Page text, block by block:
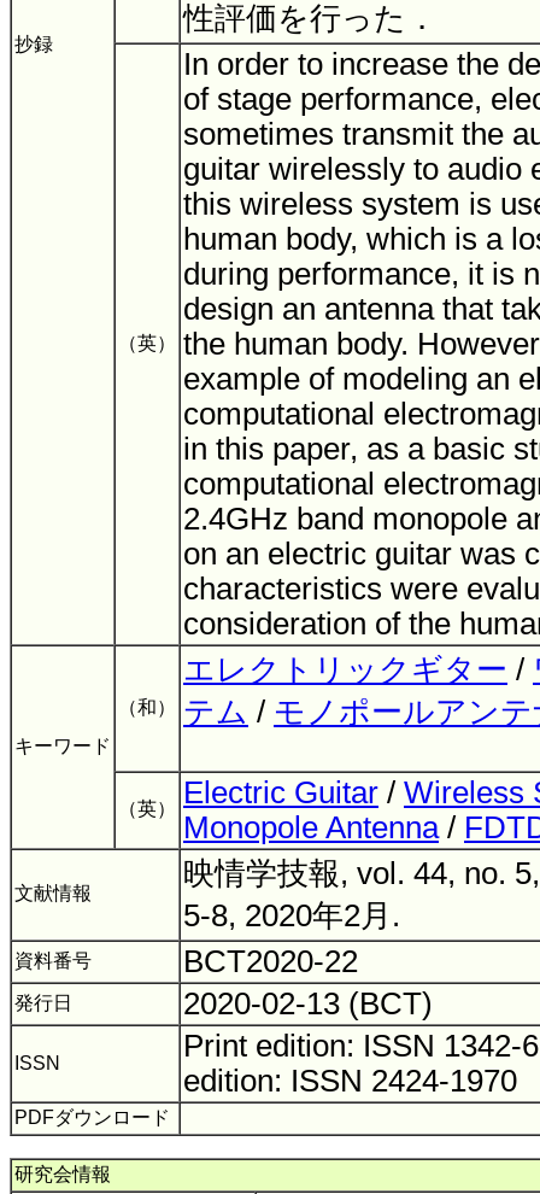
抄録
性評価を行った．
（英）
In order to increase the
of stage performance,
sometimes transmit the
guitar wirelessly to audio
this wireless system is
human body, which is a
during performance, it is
design an antenna that
the human body.
example of modeling an
computational
in this paper, as a basic
computational
2.4GHz band monopole
on an electric guitar was
characteristics were
consideration of the
キーワード
（和）
エレクトリックギター /
テム / モノポールアンテ
（英） Electric Guitar / Wireless
Monopole Antenna/
文献情報
映情学技報, vol. 44, no.
5-8, 2020年2月.
資料番号 BCT2020-22
発行日 2020-02-13 (BCT)
ISSN
Print edition: ISSN
edition: ISSN 2424-1970
PDFダウンロード
研究会情報